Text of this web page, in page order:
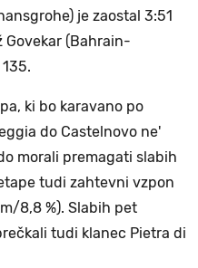
je zaostal 3:51
Govekar (Bahrain-
ki bo karavano po
do Castelnovo ne'
morali premagati slabih
tudi zahtevni vzpon
8,8 %). Slabih pet
tudi klanec Pietra di